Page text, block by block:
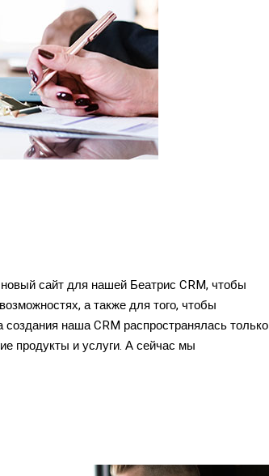
сайт для нашей Беатрис CRM, чтобы
а также для того, чтобы
наша CRM распространялась только
продукты и услуги. А сейчас мы